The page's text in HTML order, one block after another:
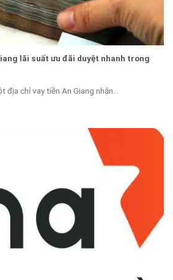
lãi suất ưu đãi duyệt nhanh trong
chỉ vay tiền An Giang nhận...